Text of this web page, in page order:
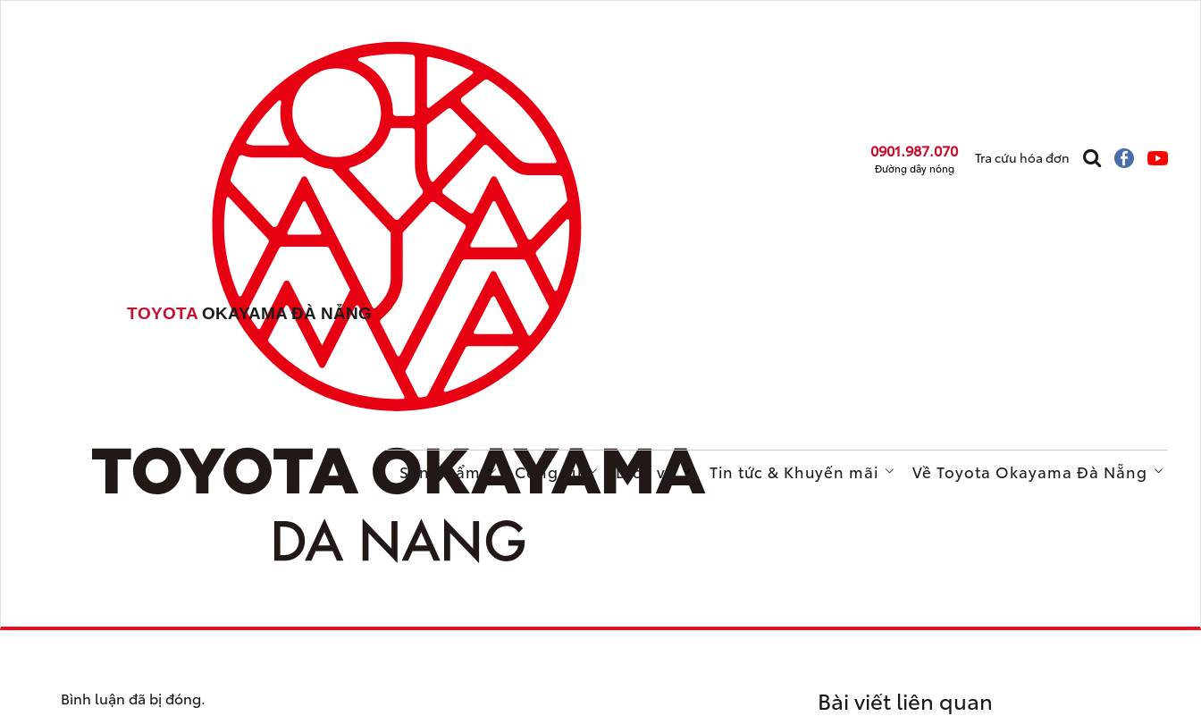
TOYOTA OKAYAMA ĐÀ NẴNG
0901.987.070
Đường dây nóng
Tra cứu hóa đơn
Sản phẩm Công cụ Dịch vụ Tin tức & Khuyến mãi Về Toyota Okayama Đà Nẵng
Bình luận đã bị đóng. Bài viết liên quan